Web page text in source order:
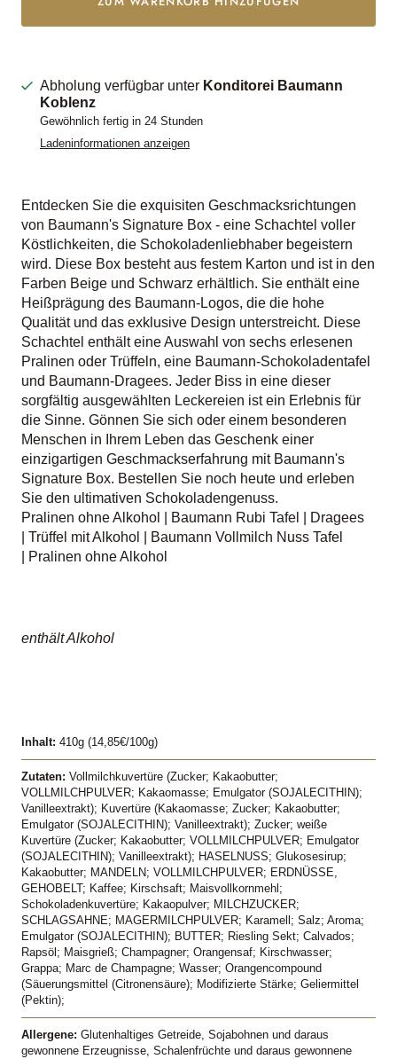
Abholung verfügbar unter Konditorei Baumann
Koblenz
Gewöhnlich fertig in 24 Stunden
Ladeninformationen anzeigen
Entdecken Sie die exquisiten Geschmacksrichtungen
von Baumann's Signature Box - eine Schachtel voller
Köstlichkeiten, die Schokoladenliebhaber begeistern
wird. Diese Box besteht aus festem Karton und ist in den
Farben Beige und Schwarz erhältlich. Sie enthält eine
Heißprägung des Baumann-Logos, die die hohe
Qualität und das exklusive Design unterstreicht. Diese
Schachtel enthält eine Auswahl von sechs erlesenen
Pralinen oder Trüffeln, eine Baumann-Schokoladentafel
und Baumann-Dragees. Jeder Biss in eine dieser
sorgfältig ausgewählten Leckereien ist ein Erlebnis für
die Sinne. Gönnen Sie sich oder einem besonderen
Menschen in Ihrem Leben das Geschenk einer
einzigartigen Geschmackserfahrung mit Baumann's
Signature Box. Bestellen Sie noch heute und erleben
Sie den ultimativen Schokoladengenuss.
Pralinen ohne Alkohol | Baumann Rubi Tafel | Dragees
| Trüffel mit Alkohol | Baumann Vollmilch Nuss Tafel
| Pralinen ohne Alkohol
enthält Alkohol
Inhalt: 410g (14,85€/100g)
Zutaten: Vollmilchkuvertüre (Zucker; Kakaobutter;
VOLLMILCHPULVER; Kakaomasse; Emulgator (SOJALECITHIN);
Vanilleextrakt); Kuvertüre (Kakaomasse; Zucker; Kakaobutter;
Emulgator (SOJALECITHIN); Vanilleextrakt); Zucker; weiße
Kuvertüre (Zucker; Kakaobutter; VOLLMILCHPULVER; Emulgator
(SOJALECITHIN); Vanilleextrakt); HASELNUSS; Glukosesirup;
Kakaobutter; MANDELN; VOLLMILCHPULVER; ERDNÜSSE,
GEHOBELT; Kaffee; Kirschsaft; Maisvollkornmehl;
Schokoladenkuvertüre; Kakaopulver; MILCHZUCKER;
SCHLAGSAHNE; MAGERMILCHPULVER; Karamell; Salz; Aroma;
Emulgator (SOJALECITHIN); BUTTER; Riesling Sekt; Calvados;
Rapsöl; Maisgrieß; Champagner; Orangensaf; Kirschwasser;
Grappa; Marc de Champagne; Wasser; Orangencompound
(Säuerungsmittel (Citronensäure); Modifizierte Stärke; Geliermittel
(Pektin);
Allergene: Glutenhaltiges Getreide, Sojabohnen und daraus
gewonnene Erzeugnisse, Schalenfrüchte und daraus gewonnene